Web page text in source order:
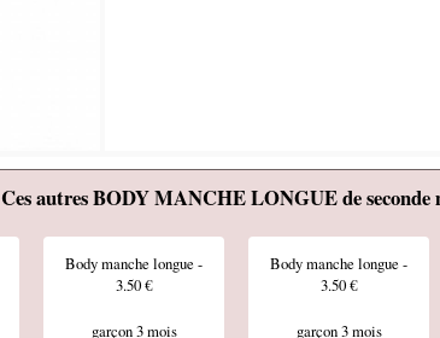
Ces autres BODY MANCHE LONGUE de
Body manche longue -
3.50 €
garçon 3 mois
Body manche longue -
3.50 €
garçon 3 mois